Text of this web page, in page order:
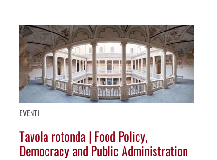
EVENTI
Tavola rotonda | Food Policy,
Democracy and Public Administration